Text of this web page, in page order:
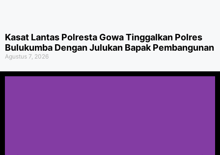
Kasat Lantas Polresta Gowa Tinggalkan Polres
Bulukumba Dengan Julukan Bapak Pembangunan
Agustus 7, 2026